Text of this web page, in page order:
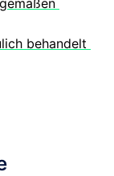
behandelt